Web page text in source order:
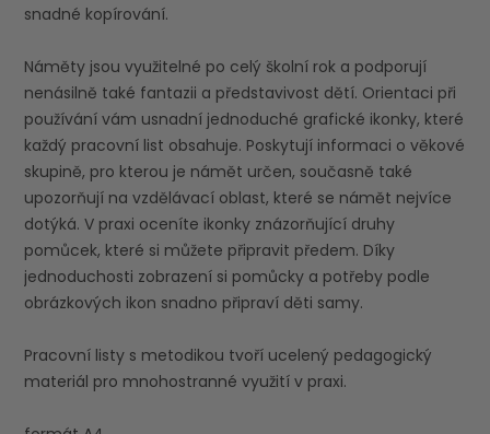
snadné kopírování.
Náměty jsou využitelné po celý školní rok a podporují
nenásilně také fantazii a představivost dětí. Orientaci při
používání vám usnadní jednoduché grafické ikonky, které
každý pracovní list obsahuje. Poskytují informaci o věkové
skupině, pro kterou je námět určen, současně také
upozorňují na vzdělávací oblast, které se námět nejvíce
dotýká. V praxi oceníte ikonky znázorňující druhy
pomůcek, které si můžete připravit předem. Díky
jednoduchosti zobrazení si pomůcky a potřeby podle
obrázkových ikon snadno připraví děti samy.
Pracovní listy s metodikou tvoří ucelený pedagogický
materiál pro mnohostranné využití v praxi.